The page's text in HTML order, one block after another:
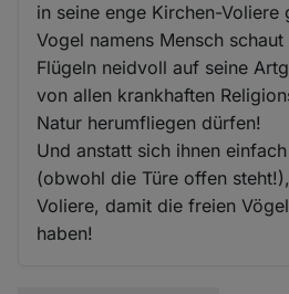
in seine enge Kirchen-
Vogel namens Mensch
Flügeln neidvoll auf seine
von allen krankhaften
Natur herumfliegen dürfen!
Und anstatt sich ihnen
(obwohl die Türe offen
Voliere, damit die freien
haben!